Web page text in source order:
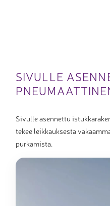
SIVULLE
Sivulle asennettu
tekee leikkauksesta
purkamista.